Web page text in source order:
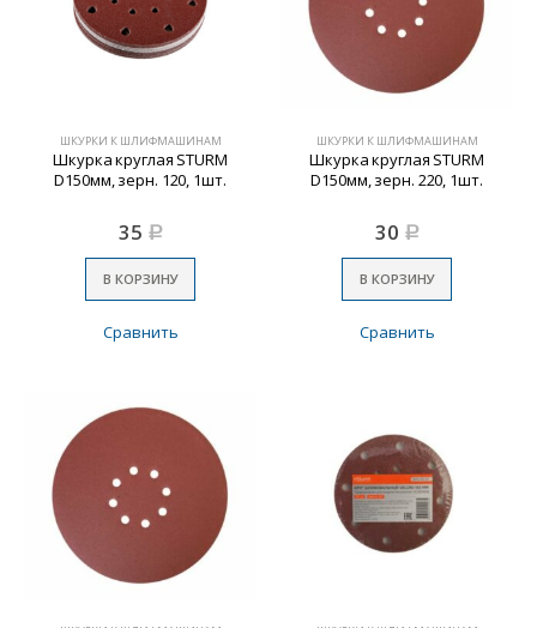
ШКУРКИ К ШЛИФМАШИНАМ
Шкурка круглая STURM
D150мм, зерн. 120, 1шт.
35 Р
В КОРЗИНУ
Сравнить
ШКУРКИ К ШЛИФМАШИНАМ
Шкурка круглая STURM
D150мм, зерн. 220, 1шт.
30 Р
В КОРЗИНУ
Сравнить